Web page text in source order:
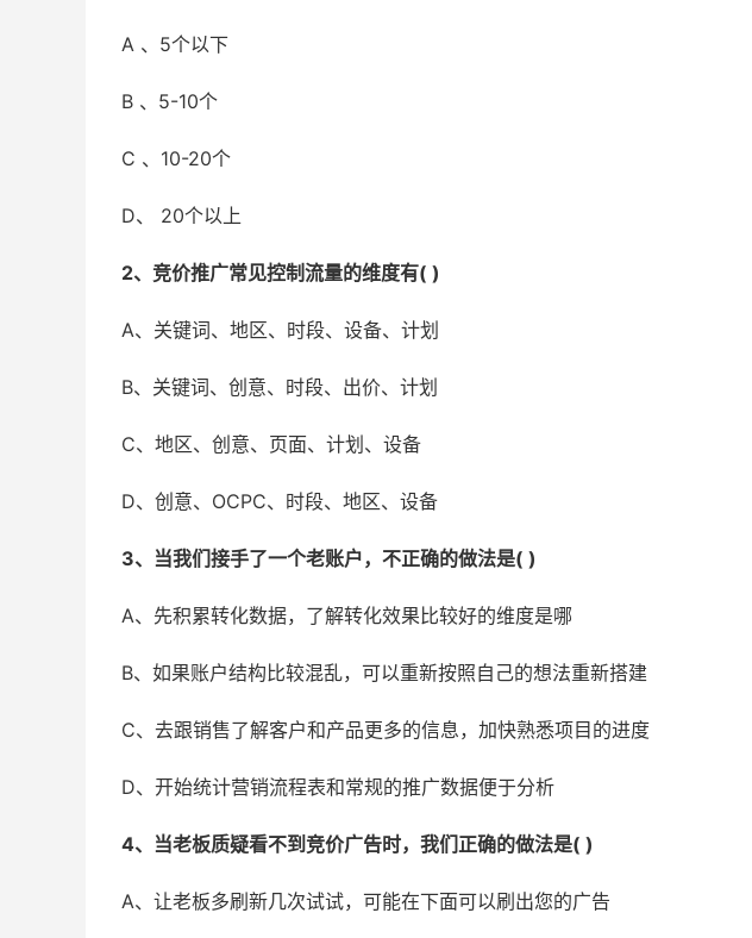
A 、5个以下
B 、5-10个
C 、10-20个
D、 20个以上
2、竞价推广常见控制流量的维度有( )
A、关键词、地区、时段、设备、计划
B、关键词、创意、时段、出价、计划
C、地区、创意、页面、计划、设备
D、创意、OCPC、时段、地区、设备
3、当我们接手了一个老账户，不正确的做法是( )
A、先积累转化数据，了解转化效果比较好的维度是哪
B、如果账户结构比较混乱，可以重新按照自己的想法重新搭建
C、去跟销售了解客户和产品更多的信息，加快熟悉项目的进度
D、开始统计营销流程表和常规的推广数据便于分析
4、当老板质疑看不到竞价广告时，我们正确的做法是( )
A、让老板多刷新几次试试，可能在下面可以刷出您的广告